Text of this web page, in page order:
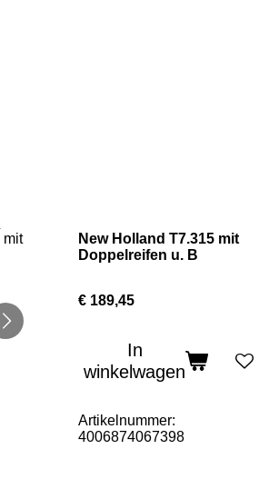
New Holland T7.315 mit
Doppelreifen u. B
€ 189,45
In
winkelwagen
Artikelnummer:
4006874067398